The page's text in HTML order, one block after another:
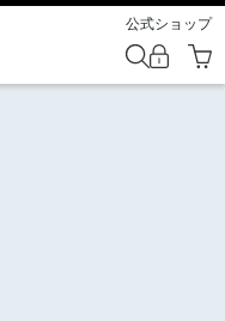
公式ショップ